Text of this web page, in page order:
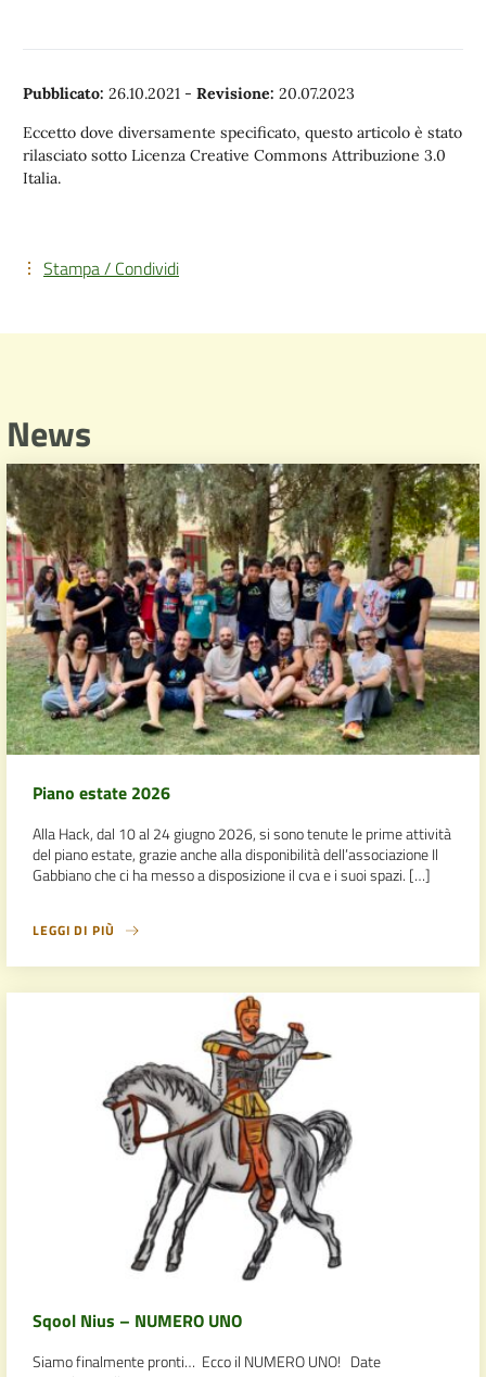
Pubblicato: 26.10.2021 - Revisione: 20.07.2023
Eccetto dove diversamente specificato, questo articolo è stato
rilasciato sotto Licenza Creative Commons Attribuzione 3.0
Italia.
Stampa / Condividi
News
Piano estate 2026
Alla Hack, dal 10 al 24 giugno 2026, si sono tenute le prime attività
del piano estate, grazie anche alla disponibilità dell’associazione Il
Gabbiano che ci ha messo a disposizione il cva e i suoi spazi. […]
LEGGI DI PIÙ
Sqool Nius – NUMERO UNO
Siamo finalmente pronti… Ecco il NUMERO UNO! Date